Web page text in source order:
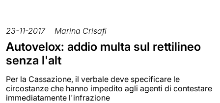
23-11-2017 Marina Crisafi
Autovelox: addio multa sul rettilineo
senza l'alt
Per la Cassazione, il verbale deve specificare le
circostanze che hanno impedito agli agenti di contestare
immediatamente l'infrazione